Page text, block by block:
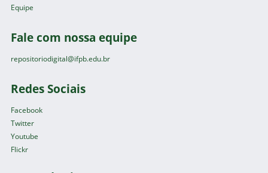
Equipe
Fale com nossa equipe
repositoriodigital@ifpb.edu.br
Redes Sociais
Facebook
Twitter
Youtube
Flickr